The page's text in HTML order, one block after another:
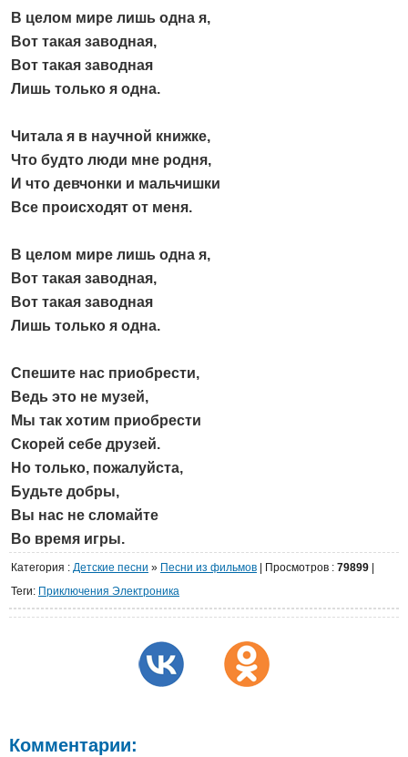
В целом мире лишь одна я,
Вот такая заводная,
Вот такая заводная
Лишь только я одна.
Читала я в научной книжке,
Что будто люди мне родня,
И что девчонки и мальчишки
Все происходят от меня.
В целом мире лишь одна я,
Вот такая заводная,
Вот такая заводная
Лишь только я одна.
Спешите нас приобрести,
Ведь это не музей,
Мы так хотим приобрести
Скорей себе друзей.
Но только, пожалуйста,
Будьте добры,
Вы нас не сломайте
Во время игры.
Категория : Детские песни » Песни из фильмов Просмотров : 79899
Теги: Приключения Электроника
Комментарии: